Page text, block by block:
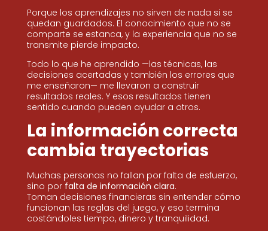
Porque los aprendizajes no sirven de nada si se
quedan guardados. El conocimiento que no se
comparte se estanca, y la experiencia que no se
transmite pierde impacto.
Todo lo que he aprendido —las técnicas, las
decisiones acertadas y también los errores que
me enseñaron— me llevaron a construir
resultados reales. Y esos resultados tienen
sentido cuando pueden ayudar a otros.
La información correcta
cambia trayectorias
Muchas personas no fallan por falta de esfuerzo,
sino por falta de información clara.
Toman decisiones financieras sin entender cómo
funcionan las reglas del juego, y eso termina
costándoles tiempo, dinero y tranquilidad.